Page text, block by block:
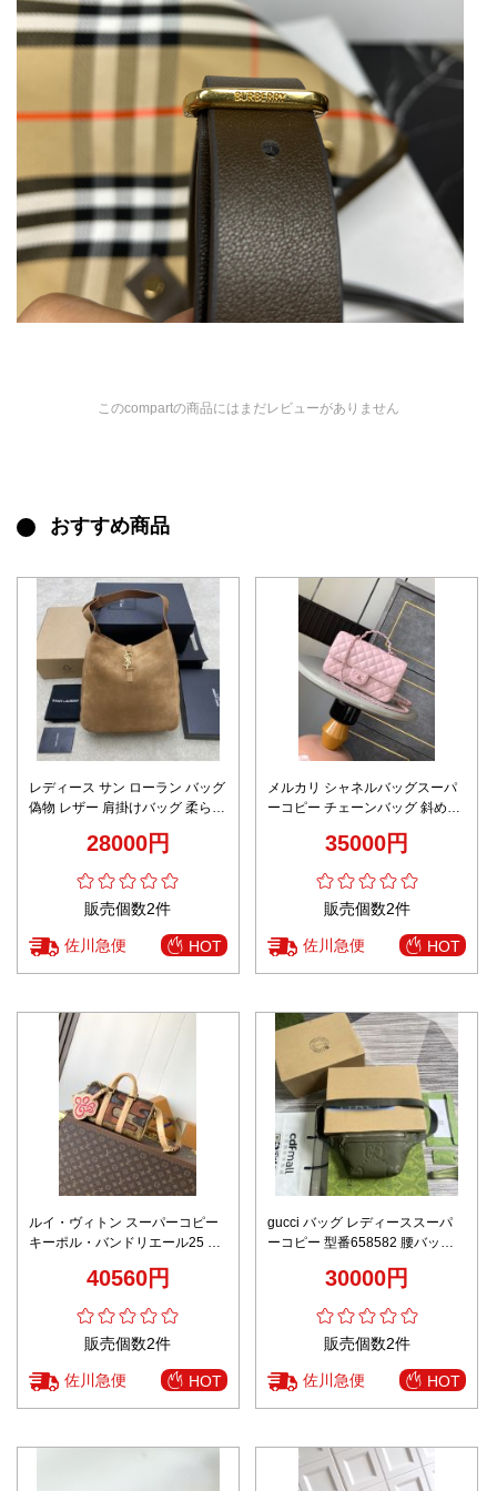
このcompartの商品にはまだレビューがありません
おすすめ商品
レディース サン ローラン バッグ
偽物 レザー 肩掛けバッグ 柔らか
28000円
販売個数2件
佐川急便 HOT
メルカリ シャネルバッグスーパ
ーコピー チェーンバッグ 斜め掛
35000円
販売個数2件
佐川急便 HOT
ルイ・ヴィトン スーパーコピー
キーポル・バンドリエール25 ハ
40560円
販売個数2件
佐川急便 HOT
gucci バッグ レディーススーパ
ーコピー 型番658582 腰バッグ
30000円
販売個数2件
佐川急便 HOT